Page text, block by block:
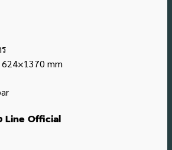
mm
Line Official